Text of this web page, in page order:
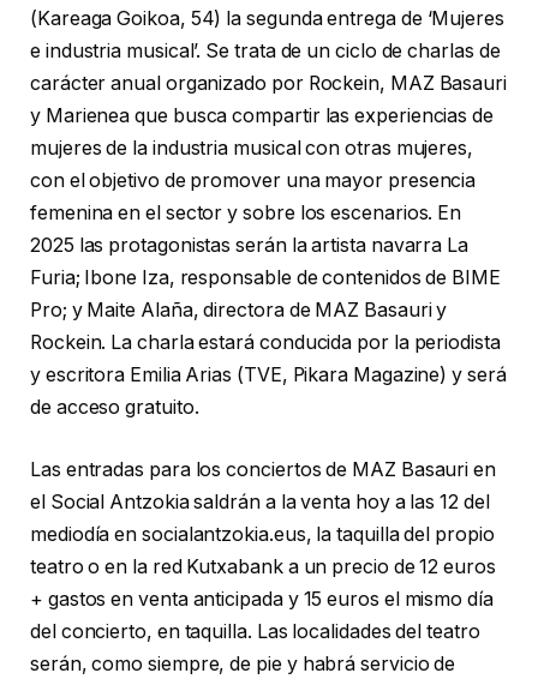
(Kareaga Goikoa, 54) la segunda entrega de ‘Mujeres
e industria musical’. Se trata de un ciclo de charlas de
carácter anual organizado por Rockein, MAZ Basauri
y Marienea que busca compartir las experiencias de
mujeres de la industria musical con otras mujeres,
con el objetivo de promover una mayor presencia
femenina en el sector y sobre los escenarios. En
2025 las protagonistas serán la artista navarra La
Furia; Ibone Iza, responsable de contenidos de BIME
Pro; y Maite Alaña, directora de MAZ Basauri y
Rockein. La charla estará conducida por la periodista
y escritora Emilia Arias (TVE, Pikara Magazine) y será
de acceso gratuito.
Las entradas para los conciertos de MAZ Basauri en
el Social Antzokia saldrán a la venta hoy a las 12 del
mediodía en socialantzokia.eus, la taquilla del propio
teatro o en la red Kutxabank a un precio de 12 euros
+ gastos en venta anticipada y 15 euros el mismo día
del concierto, en taquilla. Las localidades del teatro
serán, como siempre, de pie y habrá servicio de